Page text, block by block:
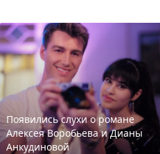
Появились слухи о романе
Алексея Воробьева и Дианы
Анкудиновой